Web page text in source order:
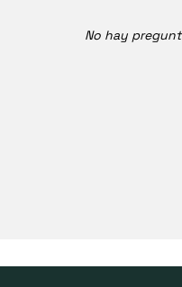
No hay